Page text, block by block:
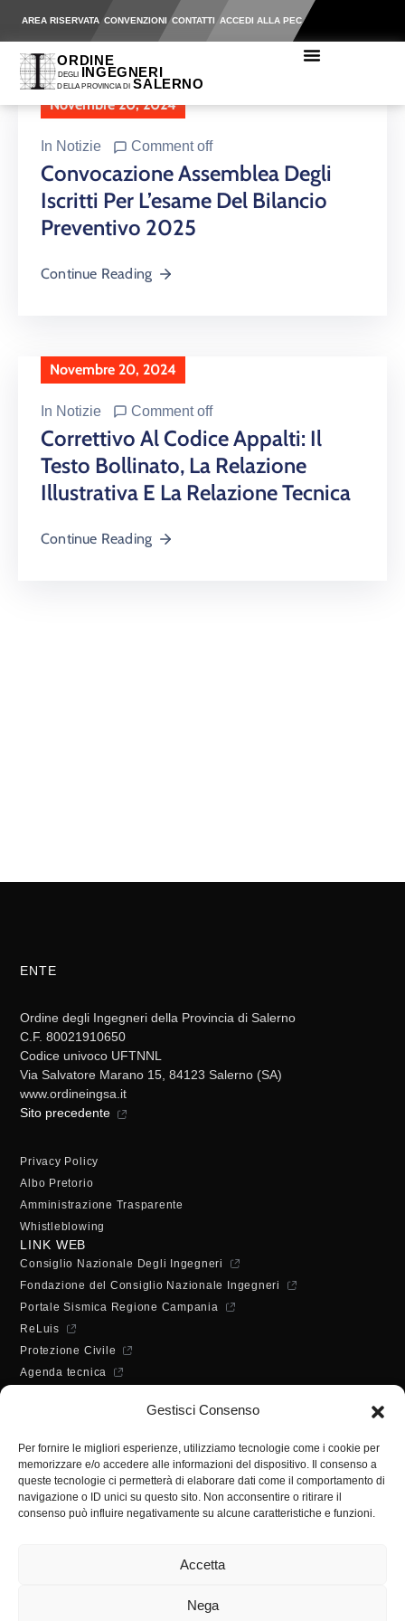
Gestisci Consenso
Per fornire le migliori esperienze, utilizziamo tecnologie come i cookie per
memorizzare e/o accedere alle informazioni del dispositivo. Il consenso a
queste tecnologie ci permetterà di elaborare dati come il comportamento di
navigazione o ID unici su questo sito. Non acconsentire o ritirare il
consenso può influire negativamente su alcune caratteristiche e funzioni.
Accetta
Nega
AREA RISERVATA CONVENZIONI CONTATTI ACCEDI ALLA PEC
Novembre 20, 2024
In Notizie Comment off
Convocazione Assemblea Degli
Iscritti Per L’esame Del Bilancio
Preventivo 2025
Continue Reading
Novembre 20, 2024
In Notizie Comment off
Correttivo Al Codice Appalti: Il
Testo Bollinato, La Relazione
Illustrativa E La Relazione Tecnica
Continue Reading
ENTE
Ordine degli Ingegneri della Provincia di Salerno
C.F. 80021910650
Codice univoco UFTNNL
Via Salvatore Marano 15, 84123 Salerno (SA)
www.ordineingsa.it
Sito precedente
Privacy Policy
Albo Pretorio
Amministrazione Trasparente
Whistleblowing
LINK WEB
Consiglio Nazionale Degli Ingegneri
Fondazione del Consiglio Nazionale Ingegneri
Portale Sismica Regione Campania
ReLuis
Protezione Civile
Agenda tecnica
ORARI DI APERTURA
10:00 - 12:00
Martedì - Giovedì:
10:00 - 12:00 / 14:30 - 16:30
SEGRETERIA
segreteria.ordine@ordingsa.it